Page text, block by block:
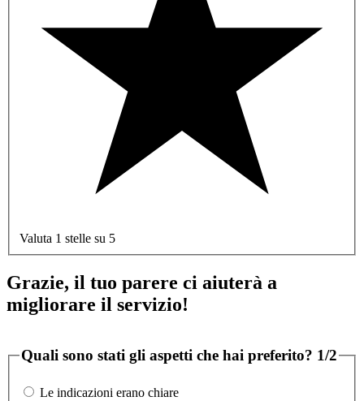
Valuta 1 stelle su 5
Grazie, il tuo parere ci aiuterà a
migliorare il servizio!
Quali sono stati gli aspetti che hai preferito? 1/2
Le indicazioni erano chiare